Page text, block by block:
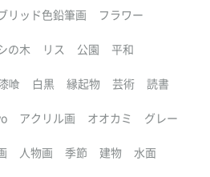
リッド色鉛筆画 フラワー
の木 リス 公園 平和
喰 白黒 縁起物 芸術 読書
アクリル画 オオカミ グレー
人物画 季節 建物 水面